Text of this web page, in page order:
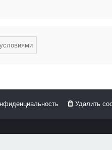
Удалить